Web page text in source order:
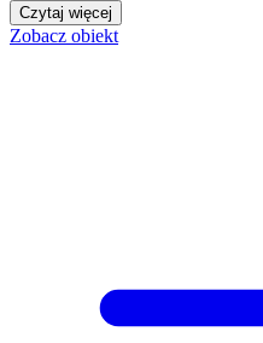
Czytaj więcej
Zobacz obiekt